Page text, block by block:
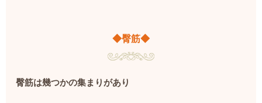
◆臀筋◆
臀筋は幾つかの集まりがあり